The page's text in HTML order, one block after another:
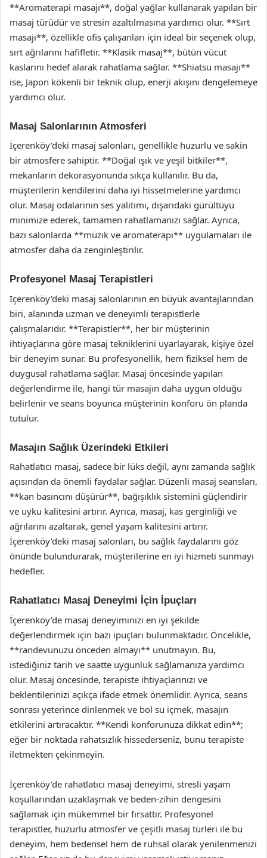
**Aromaterapi masajı**, doğal yağlar kullanarak yapılan bir
masaj türüdür ve stresin azaltılmasına yardımcı olur. **Sırt
masajı**, özellikle ofis çalışanları için ideal bir seçenek olup,
sırt ağrılarını hafifletir. **Klasik masaj**, bütün vücut
kaslarını hedef alarak rahatlama sağlar. **Shiatsu masajı**
ise, Japon kökenli bir teknik olup, enerji akışını dengelemeye
yardımcı olur.
Masaj Salonlarının Atmosferi
İçerenköy’deki masaj salonları, genellikle huzurlu ve sakin
bir atmosfere sahiptir. **Doğal ışık ve yeşil bitkiler**,
mekanların dekorasyonunda sıkça kullanılır. Bu da,
müşterilerin kendilerini daha iyi hissetmelerine yardımcı
olur. Masaj odalarının ses yalıtımı, dışarıdaki gürültüyü
minimize ederek, tamamen rahatlamanızı sağlar. Ayrıca,
bazı salonlarda **müzik ve aromaterapi** uygulamaları ile
atmosfer daha da zenginleştirilir.
Profesyonel Masaj Terapistleri
İçerenköy’deki masaj salonlarının en büyük avantajlarından
biri, alanında uzman ve deneyimli terapistlerle
çalışmalarıdır. **Terapistler**, her bir müşterinin
ihtiyaçlarına göre masaj tekniklerini uyarlayarak, kişiye özel
bir deneyim sunar. Bu profesyonellik, hem fiziksel hem de
duygusal rahatlama sağlar. Masaj öncesinde yapılan
değerlendirme ile, hangi tür masajın daha uygun olduğu
belirlenir ve seans boyunca müşterinin konforu ön planda
tutulur.
Masajın Sağlık Üzerindeki Etkileri
Rahatlatıcı masaj, sadece bir lüks değil, aynı zamanda sağlık
açısından da önemli faydalar sağlar. Düzenli masaj seansları,
**kan basıncını düşürür**, bağışıklık sistemini güçlendirir
ve uyku kalitesini artırır. Ayrıca, masaj, kas gerginliği ve
ağrılarını azaltarak, genel yaşam kalitesini artırır.
İçerenköy’deki masaj salonları, bu sağlık faydalarını göz
önünde bulundurarak, müşterilerine en iyi hizmeti sunmayı
hedefler.
Rahatlatıcı Masaj Deneyimi İçin İpuçları
İçerenköy’de masaj deneyiminizi en iyi şekilde
değerlendirmek için bazı ipuçları bulunmaktadır. Öncelikle,
**randevunuzu önceden almayı** unutmayın. Bu,
istediğiniz tarih ve saatte uygunluk sağlamanıza yardımcı
olur. Masaj öncesinde, terapiste ihtiyaçlarınızı ve
beklentilerinizi açıkça ifade etmek önemlidir. Ayrıca, seans
sonrası yeterince dinlenmek ve bol su içmek, masajın
etkilerini artıracaktır. **Kendi konforunuza dikkat edin**;
eğer bir noktada rahatsızlık hissederseniz, bunu terapiste
iletmekten çekinmeyin.
İçerenköy’de rahatlatıcı masaj deneyimi, stresli yaşam
koşullarından uzaklaşmak ve beden-zihin dengesini
sağlamak için mükemmel bir fırsattır. Profesyonel
terapistler, huzurlu atmosfer ve çeşitli masaj türleri ile bu
deneyim, hem bedensel hem de ruhsal olarak yenilenmenizi